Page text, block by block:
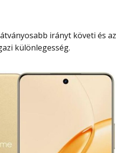
különlegesség.